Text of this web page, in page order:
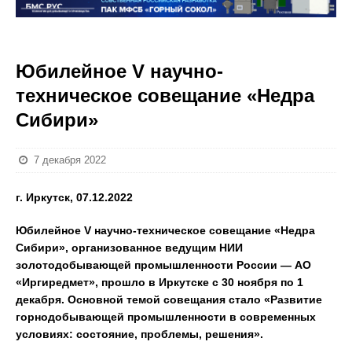
Юбилейное V научно-
техническое совещание «Недра
Сибири»
7 декабря 2022
г. Иркутск, 07.12.2022
Юбилейное V научно-техническое совещание «Недра
Сибири», организованное ведущим НИИ
золотодобывающей промышленности России — АО
«Иргиредмет», прошло в Иркутске с 30 ноября по 1
декабря. Основной темой совещания стало «Развитие
горнодобывающей промышленности в современных
условиях: состояние, проблемы, решения».